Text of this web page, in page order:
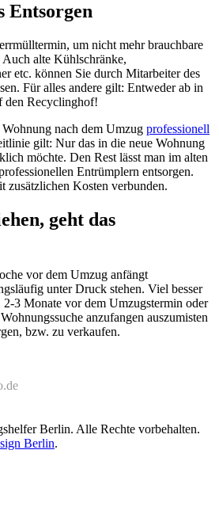
Entsorgen
um nicht mehr brauchbare
alte Kühlschränke,
etc. können Sie durch Mitarbeiter des
Für alles andere gilt: Entweder ab in
den Recyclinghof!
nach dem Umzug professionell
gilt: Nur das in die neue Wohnung
möchte. Den Rest lässt man im alten
Entrümplern entsorgen.
zusätzlichen Kosten verbunden.
geht das
vor dem Umzug anfängt
unter Druck stehen. Viel besser
2-3 Monate vor dem Umzugstermin oder
anzufangen auszumisten
bzw. zu verkaufen.
Berlin. Alle Rechte vorbehalten.
Berlin.